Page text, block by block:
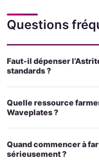
Questions
Faut-il dépenser
standards ?
Quelle ressource
Waveplates ?
Quand commencer à
sérieusement ?